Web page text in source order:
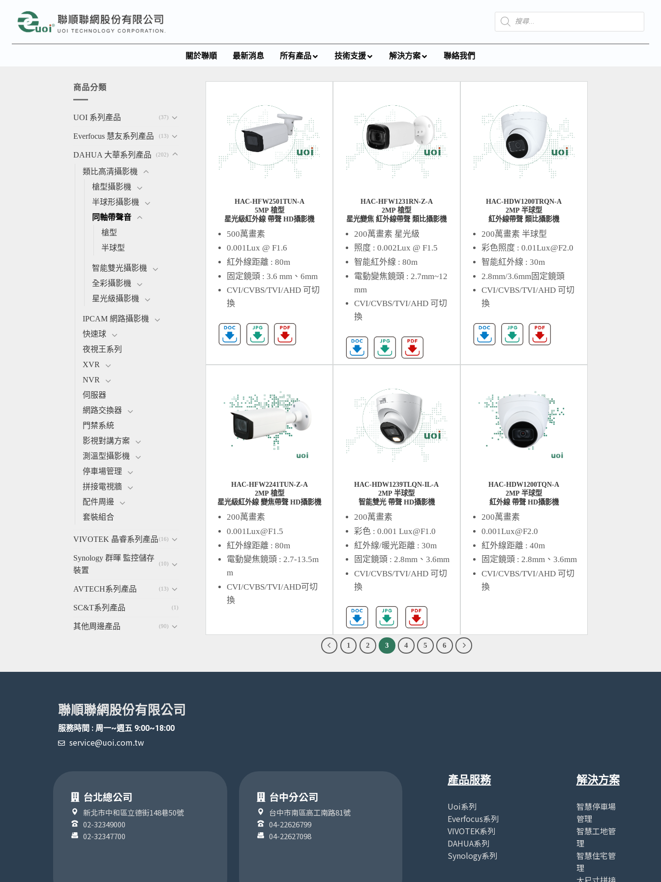
關於聯順 最新消息 所有產品 技術支援 解決方案 聯絡我們
商品分類
UOI 系列產品 (37)
Everfocus 慧友系列產品 (13)
DAHUA 大華系列產品 (202)
類比高清攝影機
槍型攝影機
半球形攝影機
同軸帶聲音
槍型
半球型
智能雙光攝影機
全彩攝影機
星光級攝影機
IPCAM 網路攝影機
快速球
夜視王系列
XVR
NVR
伺服器
網路交換器
門禁系統
影視對講方案
測溫型攝影機
停車場管理
拼接電視牆
配件周邊
套裝組合
VIVOTEK 晶睿系列產品(16)
Synology 群暉 監控儲存
裝置
(10)
AVTECH系列產品 (13)
SC&T系列產品 (1)
其他周邊產品 (90)
HAC-HFW2501TUN-A
5MP 槍型
星光級紅外線 帶聲 HD攝影機
500萬畫素
0.001Lux @ F1.6
紅外線距離 : 80m
固定鏡頭 : 3.6 mm、6mm
CVI/CVBS/TVI/AHD 可切
換
HAC-HFW1231RN-Z-A
2MP 槍型
星光變焦 紅外線帶聲 類比攝影機
200萬畫素 星光級
照度 : 0.002Lux @ F1.5
智能紅外線 : 80m
電動變焦鏡頭 : 2.7mm~12
mm
CVI/CVBS/TVI/AHD 可切
換
HAC-HDW1200TRQN-A
2MP 半球型
紅外線帶聲 類比攝影機
200萬畫素 半球型
彩色照度 : 0.01Lux@F2.0
智能紅外線 : 30m
2.8mm/3.6mm固定鏡頭
CVI/CVBS/TVI/AHD 可切
換
HAC-HFW2241TUN-Z-A
2MP 槍型
星光級紅外線 變焦帶聲 HD攝影機
200萬畫素
0.001Lux@F1.5
紅外線距離 : 80m
電動變焦鏡頭 : 2.7-13.5m
m
CVI/CVBS/TVI/AHD可切
換
HAC-HDW1239TLQN-IL-A
2MP 半球型
智能雙光 帶聲 HD攝影機
200萬畫素
彩色 : 0.001Lux@F1.0
紅外線/暖光距離 : 30m
固定鏡頭 : 2.8mm、3.6mm
CVI/CVBS/TVI/AHD 可切
換
HAC-HDW1200TQN-A
2MP 半球型
紅外線 帶聲 HD攝影機
200萬畫素
0.001Lux@F2.0
紅外線距離 : 40m
固定鏡頭 : 2.8mm、3.6mm
CVI/CVBS/TVI/AHD 可切
換
1 2 3 4 5 6
聯順聯網股份有限公司
服務時間 : 周一~週五 9:00~18:00
service@uoi.com.tw
台北總公司
新北市中和區立德街148巷50號
02-32349000
02-32347700
台中分公司
台中市南區高工南路81號
04-22626799
04-22627098
產品服務
Uoi系列
Everfocus系列
VIVOTEK系列
DAHUA系列
Synology系列
解決方案
智慧停車場
管理
智慧工地管
理
智慧住宅管
理